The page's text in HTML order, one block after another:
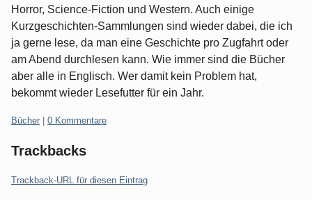
Horror, Science-Fiction und Western. Auch einige
Kurzgeschichten-Sammlungen sind wieder dabei, die ich
ja gerne lese, da man eine Geschichte pro Zugfahrt oder
am Abend durchlesen kann. Wie immer sind die Bücher
aber alle in Englisch. Wer damit kein Problem hat,
bekommt wieder Lesefutter für ein Jahr.
Kategorien:
Bücher 0 Kommentare
Trackbacks
Trackback-URL für diesen Eintrag